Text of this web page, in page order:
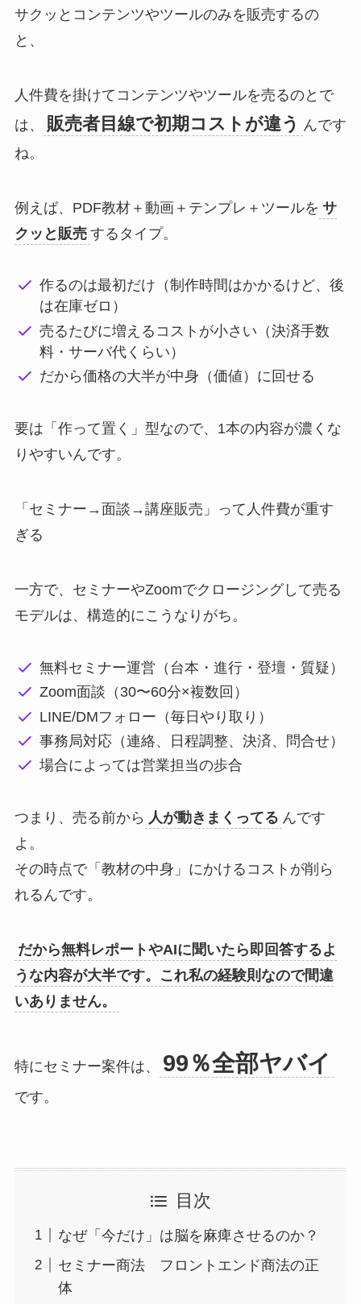
サクッとコンテンツやツールのみを販売するの
と、
人件費を掛けてコンテンツやツールを売るのとで
は、
販売者目線で初期コストが違う んです
ね。
例えば、PDF教材＋動画＋テンプレ＋ツールを サ
クッと販売 するタイプ。
作るのは最初だけ（制作時間はかかるけど、後
は在庫ゼロ）
売るたびに増えるコストが小さい（決済手数
料・サーバ代くらい）
だから価格の大半が中身（価値）に回せる
要は「作って置く」型なので、1本の内容が濃くな
りやすいんです。
「セミナー→面談→講座販売」って人件費が重す
ぎる
一方で、セミナーやZoomでクロージングして売る
モデルは、構造的にこうなりがち。
無料セミナー運営（台本・進行・登壇・質疑）
Zoom面談（30〜60分×複数回）
LINE/DMフォロー（毎日やり取り）
事務局対応（連絡、日程調整、決済、問合せ）
場合によっては営業担当の歩合
つまり、売る前から 人が動きまくってる んです
よ。
その時点で「教材の中身」にかけるコストが削ら
れるんです。
だから無料レポートやAIに聞いたら即回答するよ
うな内容が大半です。これ私の経験則なので間違
いありません。
特にセミナー案件は、 99％全部ヤバイ
です。
目次
なぜ「今だけ」は脳を麻痺させるのか？
セミナー商法 フロントエンド商法の正
体